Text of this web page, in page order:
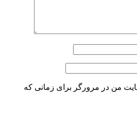
من در مرورگر برای زمانی که